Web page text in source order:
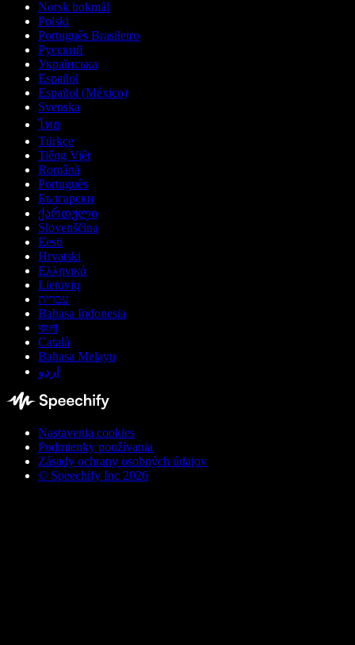
Norsk bokmål
Polski
Português Brasileiro
Русский
Українська
Español
Español (México)
Svenska
ไทย
Türkçe
Tiếng Việt
Română
Português
Български
ქართული
Slovenščina
Eesti
Hrvatski
Ελληνικά
Lietuvių
עברית
Bahasa Indonesia
বাংলা
Català
Bahasa Melayu
اردو
Nastavenia cookies
Podmienky používania
Zásady ochrany osobných údajov
© Speechify Inc 2026